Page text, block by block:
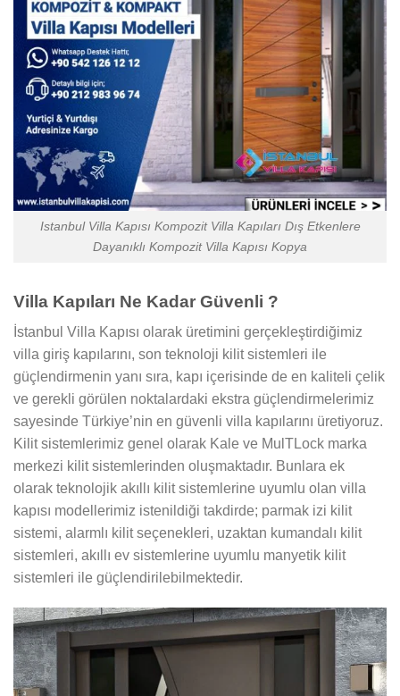
Istanbul Villa Kapısı Kompozit Villa Kapıları Dış Etkenlere
Dayanıklı Kompozit Villa Kapısı Kopya
Villa Kapıları Ne Kadar Güvenli ?
İstanbul Villa Kapısı olarak üretimini gerçekleştirdiğimiz
villa giriş kapılarını, son teknoloji kilit sistemleri ile
güçlendirmenin yanı sıra, kapı içerisinde de en kaliteli çelik
ve gerekli görülen noktalardaki ekstra güçlendirmelerimiz
sayesinde Türkiye’nin en güvenli villa kapılarını üretiyoruz.
Kilit sistemlerimiz genel olarak Kale ve MulTLock marka
merkezi kilit sistemlerinden oluşmaktadır. Bunlara ek
olarak teknolojik akıllı kilit sistemlerine uyumlu olan villa
kapısı modellerimiz istenildiği takdirde; parmak izi kilit
sistemi, alarmlı kilit seçenekleri, uzaktan kumandalı kilit
sistemleri, akıllı ev sistemlerine uyumlu manyetik kilit
sistemleri ile güçlendirilebilmektedir.